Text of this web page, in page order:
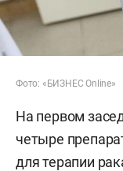
Фото: «БИЗНЕС Online»
На первом
четыре
для терапии